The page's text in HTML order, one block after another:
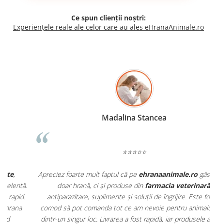
Ce spun clienții noștri:
Experiențele reale ale celor care au ales eHranaAnimale.ro
Madalina Stancea
Apreciez foarte mult faptul că peehranaanimale.rogăsesc nu
doar hrană, ci și produse dinfarmacia veterinară:
antiparazitare, suplimente și soluții de îngrijire. Este foarte
comod să pot comanda tot ce am nevoie pentru animalul meu
dintr-un singur loc. Livrarea a fost rapidă, iar produsele au fost